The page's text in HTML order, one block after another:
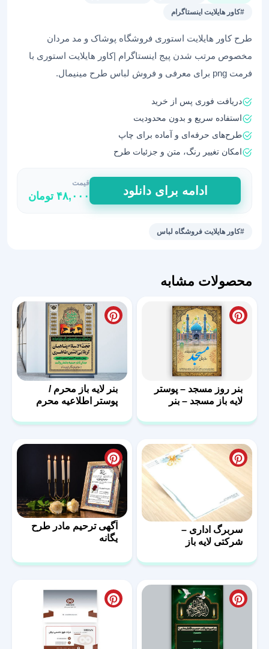
#کاور هایلایت اینستاگرام
طرح کاور هایلایت استوری فروشگاه پوشاک و مد مردان
مخصوص مرتب شدن پیج اینستاگرام |کاور هایلایت استوری با
فرمت png برای معرفی و فروش لباس طرح مینیمال.
دریافت فوری پس از خرید
استفاده سریع و بدون محدودیت
طرح‌های حرفه‌ای و آماده برای چاپ
امکان تغییر رنگ، متن و جزئیات طرح
کاور
هایلایت
استوری
فروشگاه
ادامه برای دانلود
قیمت
۴۸,۰۰۰ تومان
#کاور هایلایت فروشگاه لباس
محصولات مشابه
بنر روز مسجد – پوستر
لایه باز مسجد – بنر
بنر لایه باز محرم /
پوستر اطلاعیه محرم
سربرگ اداری –
شرکتی لایه باز
آگهی ترحیم مادر طرح
یگانه